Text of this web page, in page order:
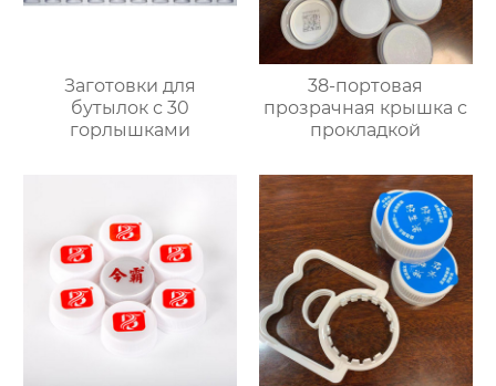
Заготовки для
бутылок с 30
горлышками
38-портовая
прозрачная крышка с
прокладкой